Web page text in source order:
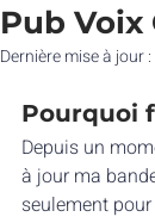
Pub
Dernière mise à jour :
Pourquoi
Depuis un
à jour ma
seulement